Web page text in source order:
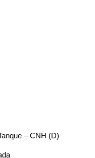
– CNH (D)